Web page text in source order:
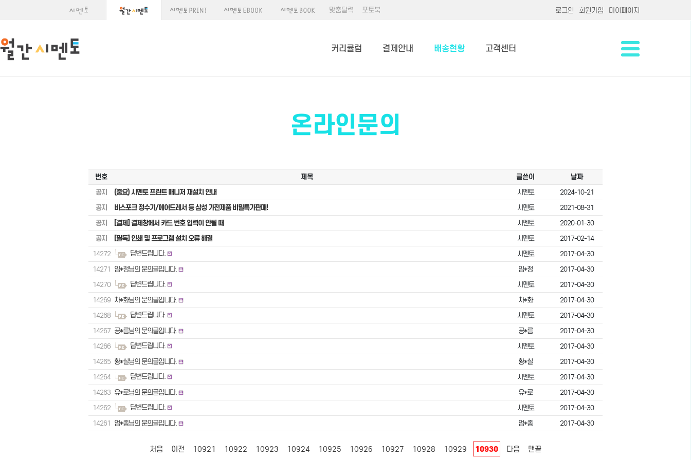
맞춤달력 포토북 로그인 회원가입 마이페이지
커리큘럼 결제안내 배송현황 고객센터
온라인문의
번호 제목 글쓴이
날짜
공지
(중요) 시멘토 프린트 매니저 재설치 안내 시멘토
2024-10-21
공지
비스포크 정수기/에어드레서 등 삼성 가전제품 비밀특가판매! 시멘토
2021-08-31
공지
[결제] 결제창에서 카드 번호 입력이 안될 때 시멘토
2020-01-30
공지
[필독] 인쇄 및 프로그램 설치 오류 해결 시멘토
2017-02-14
14272
답변드립니다. 시멘토
2017-04-30
14271 임*정님의 문의글입니다. 임*정
2017-04-30
14270
답변드립니다. 시멘토
2017-04-30
14269 차*화님의 문의글입니다. 차*화
2017-04-30
14268
답변드립니다. 시멘토
2017-04-30
14267 공*름님의 문의글입니다. 공*름
2017-04-30
14266
답변드립니다. 시멘토
2017-04-30
14265 황*실님의 문의글입니다. 황*실
2017-04-30
14264
답변드립니다. 시멘토
2017-04-30
14263 유*로님의 문의글입니다. 유*로
2017-04-30
14262
답변드립니다. 시멘토
2017-04-30
14261 엄*종님의 문의글입니다. 엄*종 2017-04-30
처음 이전 10921 10922 10923 10924 10925 10926 10927 10928 10929 10930 다음 맨끝